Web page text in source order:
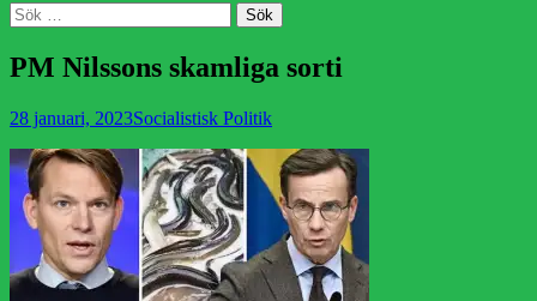
Sök
Sök
efter:
PM Nilssons skamliga sorti
Publicerad
28 januari, 2023Författare
Socialistisk Politik